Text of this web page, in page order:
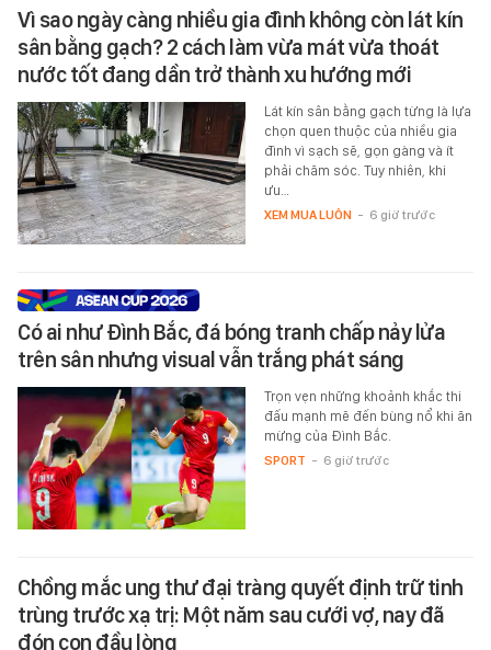
Vì sao ngày càng nhiều gia đình không còn lát kín
sân bằng gạch? 2 cách làm vừa mát vừa thoát
nước tốt đang dần trở thành xu hướng mới
Lát kín sân bằng gạch từng là lựa
chọn quen thuộc của nhiều gia
đình vì sạch sẽ, gọn gàng và ít
phải chăm sóc. Tuy nhiên, khi
ưu…
XEM MUA LUÔN - 6 giờ trước
Có ai như Đình Bắc, đá bóng tranh chấp nảy lửa
trên sân nhưng visual vẫn trắng phát sáng
Trọn vẹn những khoảnh khắc thi
đấu mạnh mẽ đến bùng nổ khi ăn
mừng của Đình Bắc.
SPORT - 6 giờ trước
Chồng mắc ung thư đại tràng quyết định trữ tinh
trùng trước xạ trị: Một năm sau cưới vợ, nay đã
đón con đầu lòng